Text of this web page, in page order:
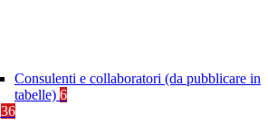
Consulenti e collaboratori (da pubblicare in
tabelle) 6
36